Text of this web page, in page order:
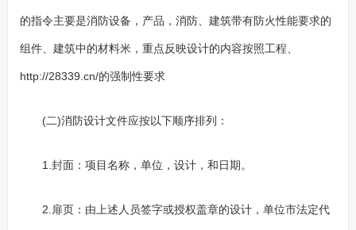
的指令主要是消防设备，产品，消防、建筑带有防火性能要求的
组件、建筑中的材料米，重点反映设计的内容按照工程、
http://28339.cn/的强制性要求
(二)消防设计文件应按以下顺序排列：
1.封面：项目名称，单位，设计，和日期。
2.扉页：由上述人员签字或授权盖章的设计，单位市法定代